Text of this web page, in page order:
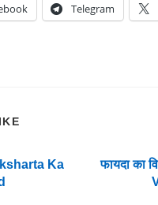
Telegram
Ka
फायदा का